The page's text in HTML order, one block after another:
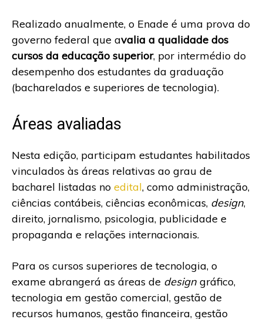
Realizado anualmente, o Enade é uma prova do
governo federal que avalia a qualidade dos
cursos da educação superior, por intermédio do
desempenho dos estudantes da graduação
(bacharelados e superiores de tecnologia).
Áreas avaliadas
Nesta edição, participam estudantes habilitados
vinculados às áreas relativas ao grau de
bacharel listadas no edital, como administração,
ciências contábeis, ciências econômicas, design,
direito, jornalismo, psicologia, publicidade e
propaganda e relações internacionais.
Para os cursos superiores de tecnologia, o
exame abrangerá as áreas de design gráfico,
tecnologia em gestão comercial, gestão de
recursos humanos, gestão financeira, gestão